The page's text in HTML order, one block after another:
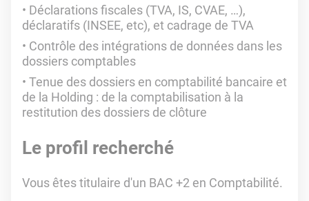
Déclarations fiscales (TVA, IS, CVAE, …),
déclaratifs (INSEE, etc), et cadrage de TVA
Contrôle des intégrations de données dans les
dossiers comptables
Tenue des dossiers en comptabilité bancaire et
de la Holding : de la comptabilisation à la
restitution des dossiers de clôture
Le profil recherché
Vous êtes titulaire d'un BAC +2 en Comptabilité.